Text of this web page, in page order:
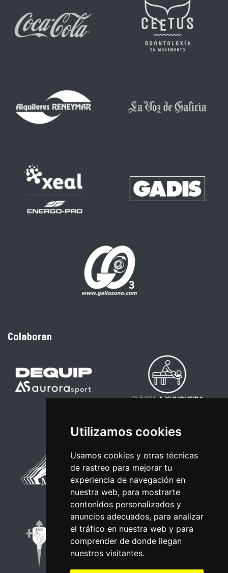
Utilizamos cookies
Usamos cookies y otras técnicas
de rastreo para mejorar tu
experiencia de navegación en
nuestra web, para mostrarte
contenidos personalizados y
anuncios adecuados, para analizar
el tráfico en nuestra web y para
comprender de donde llegan
nuestros visitantes.
Colaboran